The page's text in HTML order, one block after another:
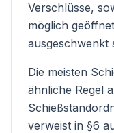
Verschlüsse,
möglich
ausgeschwenkt
Die meisten
ähnliche Regel
verweist in §6